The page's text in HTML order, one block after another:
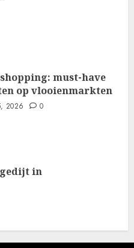
must-have
op vlooienmarkten
2026 0
in